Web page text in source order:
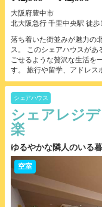
大阪府豊中市
北大阪急行 千里中央駅 徒歩
落ち着いた街並みが魅力の
ス。 このシェアハウスが
ごせるような贅沢な生活を
す。 旅行や留学、アドレス
シェアハウス
シェアレジ
楽
ゆるやかな隣人のいる
空室